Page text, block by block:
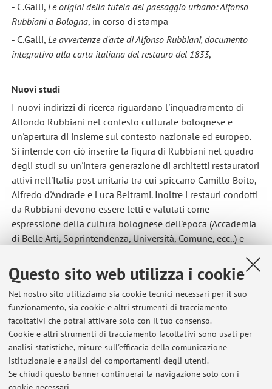
Questo sito web utilizza i cookie
Nel nostro sito utilizziamo sia cookie tecnici necessari per il suo
funzionamento, sia cookie e altri strumenti di tracciamento
facoltativi che potrai attivare solo con il tuo consenso.
Cookie e altri strumenti di tracciamento facoltativi sono usati per
analisi statistiche, misure sull'efficacia della comunicazione
istituzionale e analisi dei comportamenti degli utenti.
Se chiudi questo banner continuerai la navigazione solo con i
- C.Galli, Le origini della tutela del paesaggio urbano: Alfonso
Rubbiani a Bologna, in corso di stampa
- C.Galli, Le avvertenze d'arte di Alfonso Rubbiani, documento
integrativo alla carta italiana del restauro del 1833,
Nuovi studi
I nuovi indirizzi di ricerca riguardano l'inquadramento di
Alfondo Rubbiani nel contesto culturale bolognese e
un'apertura di insieme sul contesto nazionale ed europeo.
Si intende con ciò inserire la figura di Rubbiani nel quadro
degli studi su un'intera generazione di architetti restauratori
attivi nell'Italia post unitaria tra cui spiccano Camillo Boito,
Alfredo d'Andrade e Luca Beltrami. Inoltre i restauri condotti
da Rubbiani devono essere letti e valutati come
espressione della cultura bolognese dell'epoca (Accademia
di Belle Arti, Soprintendenza, Università, Comune, ecc..) e
d'Accursio, Palazzo del Podestà, Complesso di S.Stefano,
ecc..). Una nuova linea di ricerca riguarda l'influenza
esercitata da Rubbiani sugli allievi, Guido Zucchini,
Edoardo Collamarini, ecc...